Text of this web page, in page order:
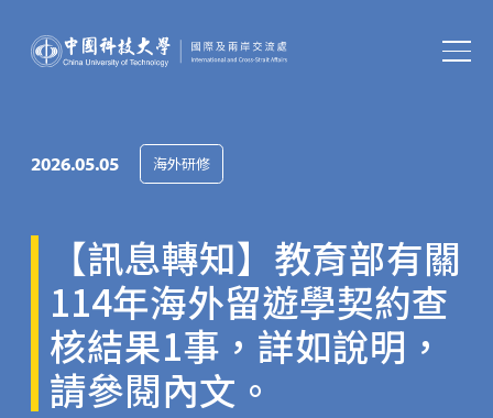
2026.05.05 海外研修
【訊息轉知】教育部有關
114年海外留遊學契約查
核結果1事，詳如說明，
請參閱內文。